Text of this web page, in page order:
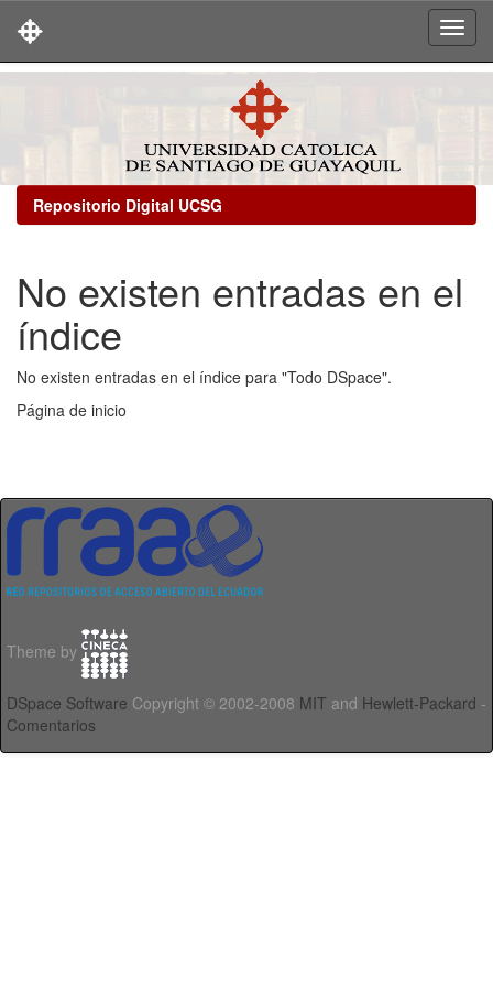
Repositorio Digital UCSG
No existen entradas en el
índice
No existen entradas en el índice para "Todo DSpace".
Página de inicio
Theme by
DSpace Software Copyright © 2002-2008 MIT and Hewlett-Packard -
Comentarios